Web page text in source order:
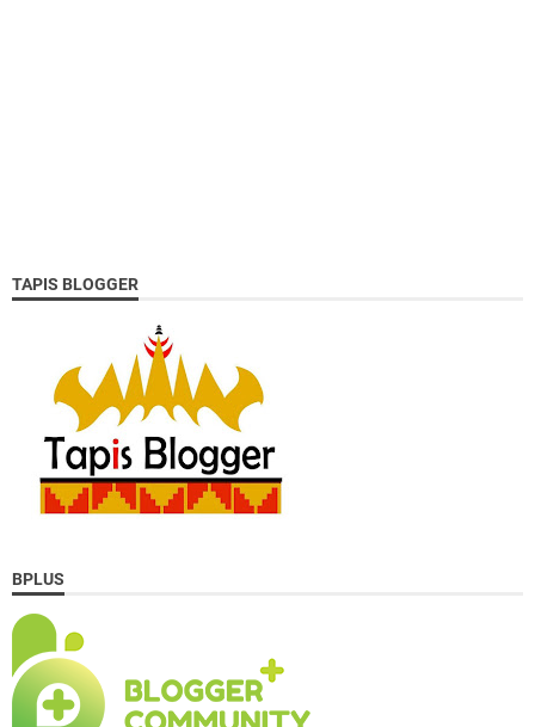
TAPIS BLOGGER
BPLUS